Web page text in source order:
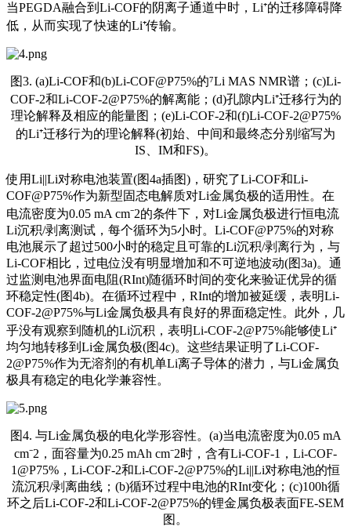
当PEGDA融合到Li-COF的阴离子通道中时，Li⁺的迁移障碍降
低，从而实现了快速的Li⁺传输。
图3. (a)Li-COF和(b)Li-COF@P75%的⁷Li MAS NMR谱；(c)Li-
COF-2和Li-COF-2@P75%的解离能；(d)孔隙内Li⁺迁移行为的
理论解释及相应的能量图；(e)Li-COF-2和(f)Li-COF-2@P75%
的Li⁺迁移行为的理论解释(初始、中间和最终态分别缩写为
IS、IM和FS)。
使用Li||Li对称电池装置(图4a插图)，研究了Li-COF和Li-
COF@P75%作为新型固态电解质对Li金属负极的适用性。在
电流密度为0.05 mA cm⁻2的条件下，对Li金属负极进行恒电流
Li沉积/剥离测试，每个循环为5小时。Li-COF@P75%的对称
电池展示了超过500小时的稳定且可靠的Li沉积/剥离行为，与
Li-COF相比，过电位没有明显增加和不可逆地波动(图3a)。通
过监测电池界面电阻(RInt)随循环时间的变化来验证优异的循
环稳定性(图4b)。在循环过程中，RInt的增加被延缓，表明Li-
COF-2@P75%与Li金属负极具有良好的界面稳定性。此外，几
乎没有观察到随机的Li沉积，表明Li-COF-2@P75%能够使Li⁺
均匀地转移到Li金属负极(图4c)。这些结果证明了Li-COF-
2@P75%作为无溶剂的有机单Li离子导体的潜力，与Li金属负
极具有稳定的电化学兼容性。
图4. 与Li金属负极的电化学形容性。(a)当电流密度为0.05 mA
cm⁻2，面容量为0.25 mAh cm⁻2时，含有Li-COF-1，Li-COF-
1@P75%，Li-COF-2和Li-COF-2@P75%的Li||Li对称电池的恒
流沉积/剥离曲线；(b)循环过程中电池的RInt变化；(c)100h循
环之后Li-COF-2和Li-COF-2@P75%的锂金属负极表面FE-SEM
图。